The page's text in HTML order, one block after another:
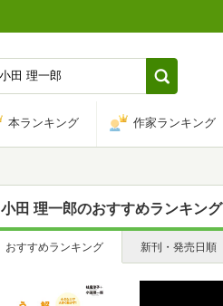
本ランキング 作家ランキング
小田 理一郎のおすすめランキング
おすすめランキング 新刊・発売日順